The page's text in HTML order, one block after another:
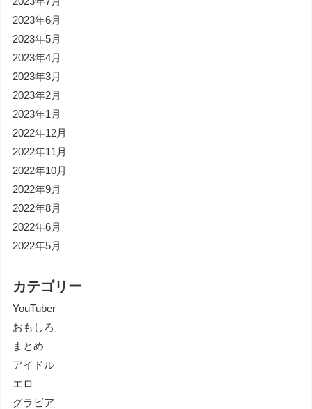
2023年6月
2023年5月
2023年4月
2023年3月
2023年2月
2023年1月
2022年12月
2022年11月
2022年10月
2022年9月
2022年8月
2022年6月
2022年5月
カテゴリー
YouTuber
おもしろ
まとめ
アイドル
エロ
グラビア